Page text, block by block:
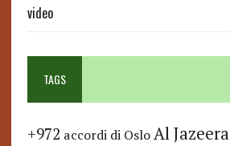
video
TAGS
+972 accordi di Oslo Al Jazeera